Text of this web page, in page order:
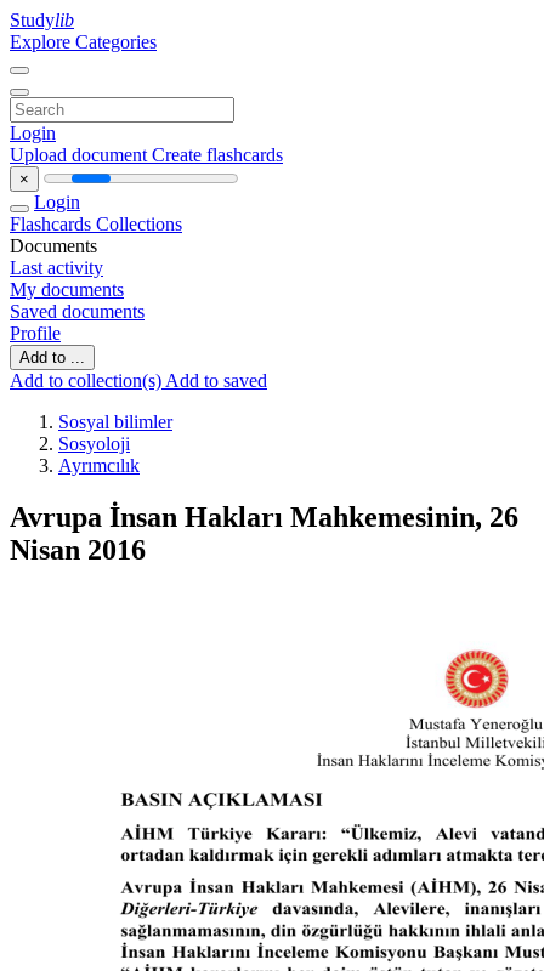
Studylib
Explore Categories
Login
Upload document Create flashcards
×
Login
Flashcards Collections
Documents
Last activity
My documents
Saved documents
Profile
Add to ...
Add to collection(s) Add to saved
Sosyal bilimler
Sosyoloji
Ayrımcılık
Avrupa İnsan Hakları Mahkemesinin, 26
Nisan 2016